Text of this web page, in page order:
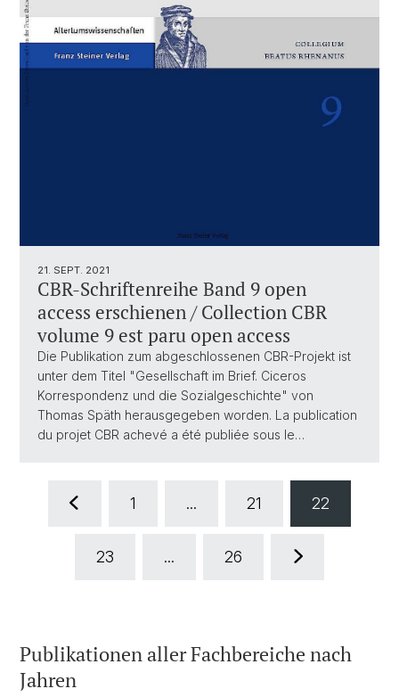
21. SEPT. 2021
CBR-Schriftenreihe Band 9 open
access erschienen / Collection CBR
volume 9 est paru open access
Die Publikation zum abgeschlossenen CBR-Projekt ist
unter dem Titel "Gesellschaft im Brief. Ciceros
Korrespondenz und die Sozialgeschichte" von
Thomas Späth herausgegeben worden. La publication
du projet CBR achevé a été publiée sous le…
1 ... 21 22
23 ... 26
Publikationen aller Fachbereiche nach
Jahren